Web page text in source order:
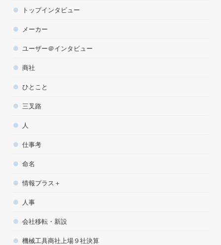
トップインタビュー
メーカー
ユーザー＠インタビュー
商社
ひとこと
三叉路
人
仕事考
命名
情報プラス＋
人事
会社移転・新設
機械工具商社上場９社決算